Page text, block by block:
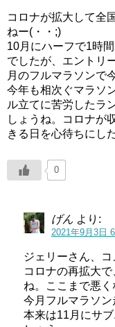
コロナが拡大して全
ねー(・・;)
10月にハーフで1時
でしたが、エントリ
月のフルマラソンで
今年も相次ぐマラソ
ル立てに苦労したラ
しょうね。コロナが
きる日を心待ちにし
0
げん より:
2021年9月3日
ジェリーさん、
コロナの再拡大
ね。ここまで悪
今月フルマラソン
本来は11月にサ